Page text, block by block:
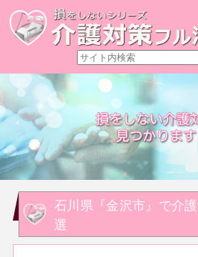
石川県『金沢市』で介
選